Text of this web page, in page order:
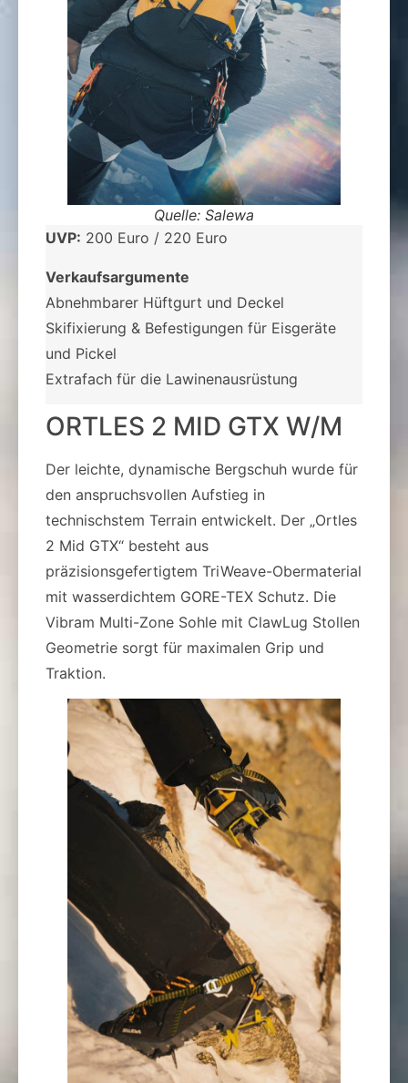
Quelle: Salewa
UVP: 200 Euro / 220 Euro
Verkaufsargumente
Abnehmbarer Hüftgurt und Deckel
Skifixierung & Befestigungen für Eisgeräte
und Pickel
Extrafach für die Lawinenausrüstung
ORTLES 2 MID GTX W/M
Der leichte, dynamische Bergschuh wurde für
den anspruchsvollen Aufstieg in
technischstem Terrain entwickelt. Der „Ortles
2 Mid GTX“ besteht aus
präzisionsgefertigtem TriWeave-Obermaterial
mit wasserdichtem GORE-TEX Schutz. Die
Vibram Multi-Zone Sohle mit ClawLug Stollen
Geometrie sorgt für maximalen Grip und
Traktion.